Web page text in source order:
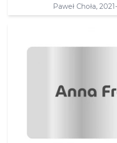
Paweł Choła,